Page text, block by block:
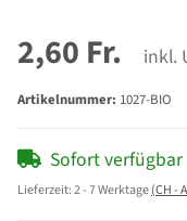
2,60 Fr. inkl.
Artikelnummer: 1027-BIO
Sofort verfügbar
Lieferzeit:2 - 7 Werktage(CH -